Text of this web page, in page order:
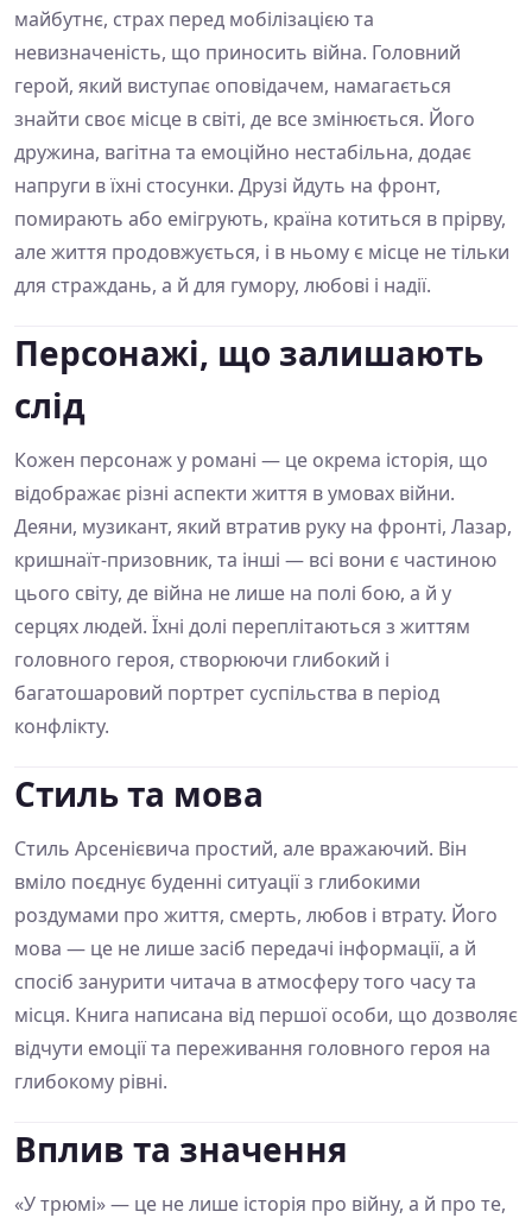
майбутнє, страх перед мобілізацією та
невизначеність, що приносить війна. Головний
герой, який виступає оповідачем, намагається
знайти своє місце в світі, де все змінюється. Його
дружина, вагітна та емоційно нестабільна, додає
напруги в їхні стосунки. Друзі йдуть на фронт,
помирають або емігрують, країна котиться в прірву,
але життя продовжується, і в ньому є місце не тільки
для страждань, а й для гумору, любові і надії.
Персонажі, що залишають
слід
Кожен персонаж у романі — це окрема історія, що
відображає різні аспекти життя в умовах війни.
Деяни, музикант, який втратив руку на фронті, Лазар,
кришнаїт-призовник, та інші — всі вони є частиною
цього світу, де війна не лише на полі бою, а й у
серцях людей. Їхні долі переплітаються з життям
головного героя, створюючи глибокий і
багатошаровий портрет суспільства в період
конфлікту.
Стиль та мова
Стиль Арсенієвича простий, але вражаючий. Він
вміло поєднує буденні ситуації з глибокими
роздумами про життя, смерть, любов і втрату. Його
мова — це не лише засіб передачі інформації, а й
спосіб занурити читача в атмосферу того часу та
місця. Книга написана від першої особи, що дозволяє
відчути емоції та переживання головного героя на
глибокому рівні.
Вплив та значення
«У трюмі» — це не лише історія про війну, а й про те,